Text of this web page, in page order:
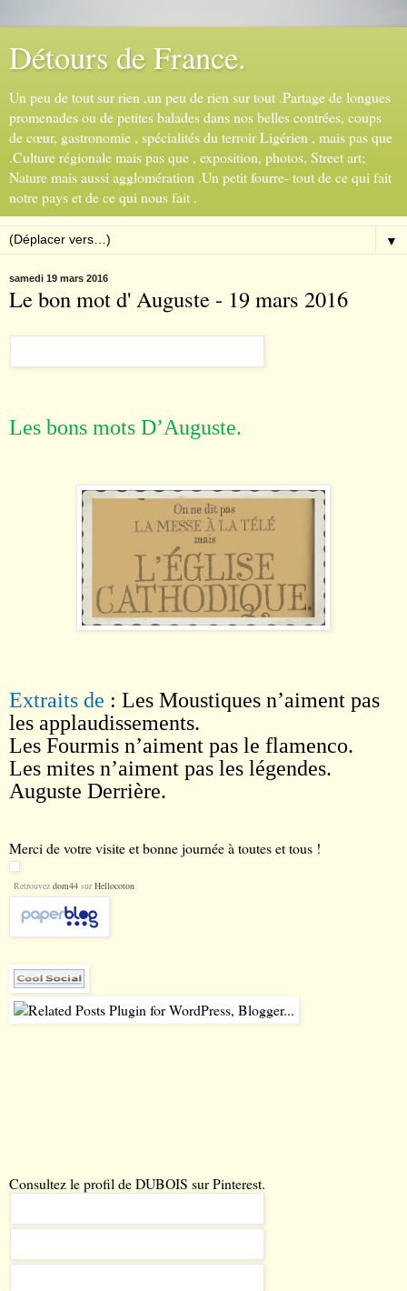
Détours de France.
Un peu de tout sur rien ,un peu de rien sur tout .Partage de longues
promenades ou de petites balades dans nos belles contrées, coups
de cœur, gastronomie , spécialités du terroir Ligérien , mais pas que
.Culture régionale mais pas que , exposition, photos, Street art;
Nature mais aussi agglomération .Un petit fourre- tout de ce qui fait
notre pays et de ce qui nous fait .
▼
samedi 19 mars 2016
Le bon mot d' Auguste - 19 mars 2016
Les bons mots D’Auguste.
Extraits de : Les Moustiques n’aiment pas
les applaudissements.
Les Fourmis n’aiment pas le flamenco.
Les mites n’aiment pas les légendes.
Auguste Derrière.
Merci de votre visite et bonne journée à toutes et tous !
Retrouvez dom44 sur Hellocoton
Consultez le profil de DUBOIS sur Pinterest.